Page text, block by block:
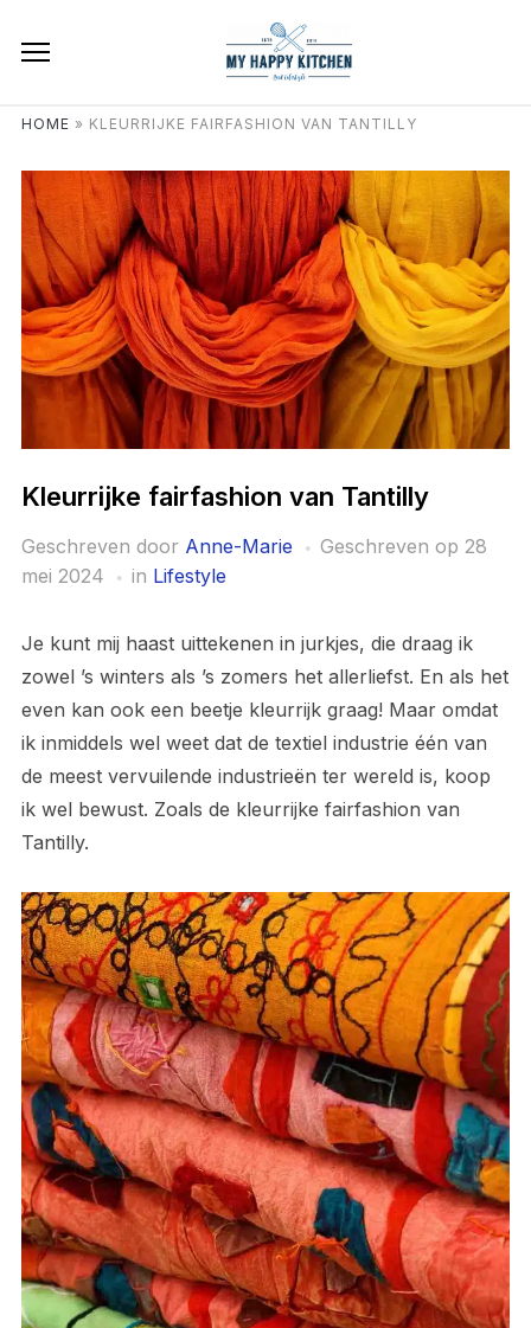
HOME » KLEURRIJKE FAIRFASHION VAN TANTILLY
Kleurrijke fairfashion van Tantilly
Geschreven door Anne-Marie Geschreven op 28
mei 2024
in Lifestyle
Je kunt mij haast uittekenen in jurkjes, die draag ik
zowel ’s winters als ’s zomers het allerliefst. En als het
even kan ook een beetje kleurrijk graag! Maar omdat
ik inmiddels wel weet dat de textiel industrie één van
de meest vervuilende industrieën ter wereld is, koop
ik wel bewust. Zoals de kleurrijke fairfashion van
Tantilly.